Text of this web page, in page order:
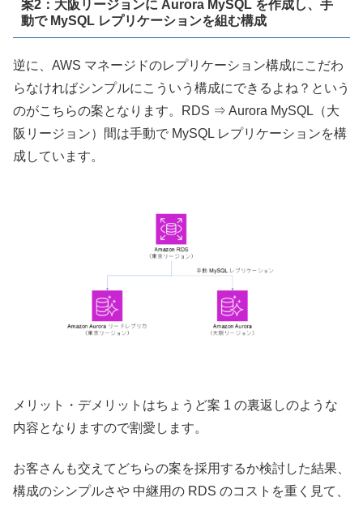
案2：大阪リージョンに Aurora MySQL を作成し、手
動で MySQL レプリケーションを組む構成
逆に、AWS マネージドのレプリケーション構成にこだわ
らなければシンプルにこういう構成にできるよね？という
のがこちらの案となります。RDS ⇒ Aurora MySQL（大
阪リージョン）間は手動で MySQL レプリケーションを構
成しています。
メリット・デメリットはちょうど案 1 の裏返しのような
内容となりますので割愛します。
お客さんも交えてどちらの案を採用するか検討した結果、
構成のシンプルさや 中継用の RDS のコストを重く見て、